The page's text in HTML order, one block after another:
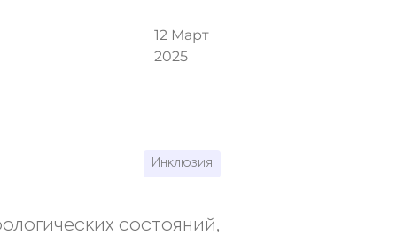
12 Март
2025
Инклюзия
состояний,